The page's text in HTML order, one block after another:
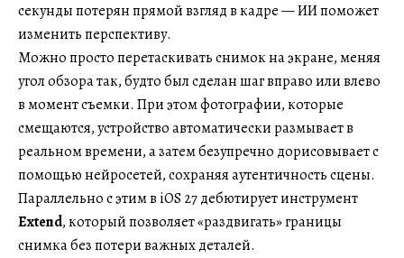
секунды потерян прямой взгляд в кадре — ИИ поможет
изменить перспективу.
Можно просто перетаскивать снимок на экране, меняя
угол обзора так, будто был сделан шаг вправо или влево
в момент съемки. При этом фотографии, которые
смещаются, устройство автоматически размывает в
реальном времени, а затем безупречно дорисовывает с
помощью нейросетей, сохраняя аутентичность сцены.
Параллельно с этим в iOS 27 дебютирует инструмент
Extend, который позволяет «раздвигать» границы
снимка без потери важных деталей.